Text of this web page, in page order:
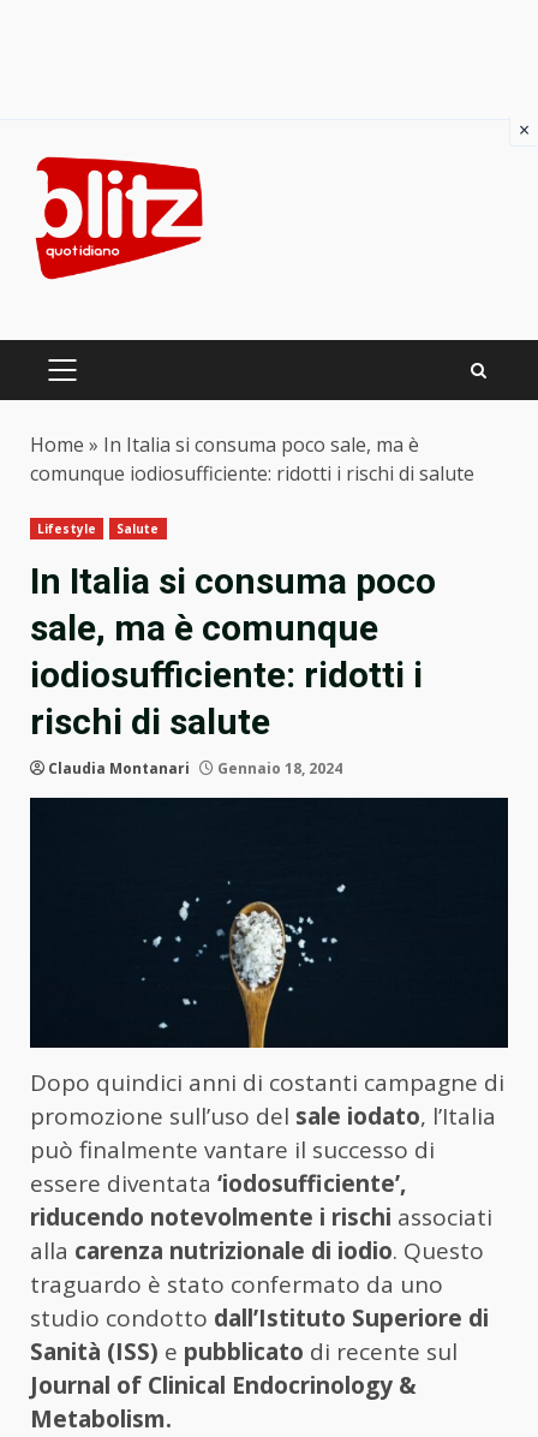
content
PRIMARY
Home » In Italia si consuma poco sale, ma è
comunque iodiosufficiente: ridotti i rischi di salute
Lifestyle Salute
In Italia si consuma poco
sale, ma è comunque
iodiosufficiente: ridotti i
rischi di salute
Claudia Montanari Gennaio 18, 2024
Dopo quindici anni di costanti campagne di
promozione sull’uso del sale iodato, l’Italia
può finalmente vantare il successo di
essere diventata ‘iodosufficiente’,
riducendo notevolmente i rischi associati
alla carenza nutrizionale di iodio. Questo
traguardo è stato confermato da uno
studio condotto dall’Istituto Superiore di
Sanità (ISS) e pubblicato di recente sul
Journal of Clinical Endocrinology &
Metabolism.
×